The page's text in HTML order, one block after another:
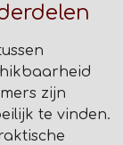
zijn
te vinden.